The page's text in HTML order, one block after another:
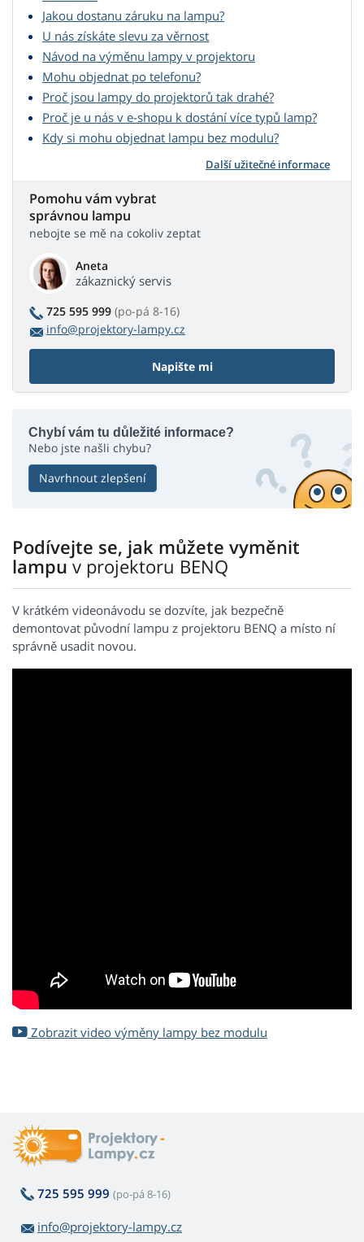
Jakou dostanu záruku na lampu?
U nás získáte slevu za věrnost
Návod na výměnu lampy v projektoru
Mohu objednat po telefonu?
Proč jsou lampy do projektorů tak drahé?
Proč je u nás v e-shopu k dostání více typů lamp?
Kdy si mohu objednat lampu bez modulu?
Další užitečné informace
Pomohu vám vybrat
správnou lampu
nebojte se mě na cokoliv zeptat
Aneta
zákaznický servis
725 595 999 (po-pá 8-16)
info@projektory-lampy.cz
Napište mi
Chybí vám tu důležité informace?
Nebo jste našli chybu?
Navrhnout zlepšení
Podívejte se, jak můžete vyměnit
lampuv projektoru BENQ
V krátkém videonávodu se dozvíte, jak bezpečně
demontovat původní lampu z projektoru BENQ a místo ní
správně usadit novou.
Zobrazit video výměny lampy bez modulu
725 595 999 (po-pá 8-16)
info@projektory-lampy.cz